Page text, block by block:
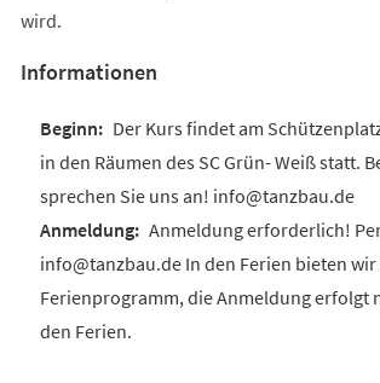
wird.
Informationen
Der Kurs findet am
in den Räumen des SC Grün- Weiß statt.
sprechen Sie uns an! info@tanzbau.de
Anmeldung erforderlich!
info@tanzbau.de In den Ferien bieten
Ferienprogramm, die Anmeldung erfolgt
den Ferien.